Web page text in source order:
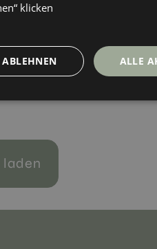
laden
klicken
ALLE